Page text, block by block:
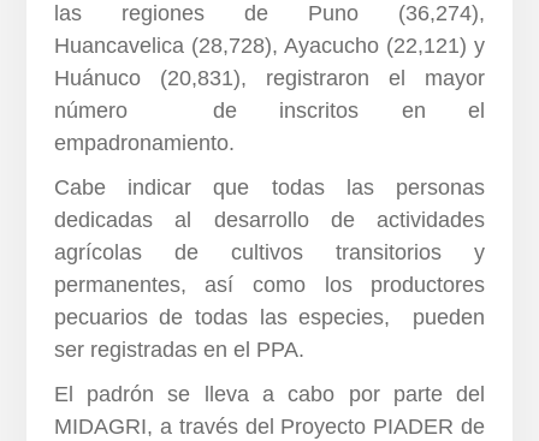
las regiones de Puno (36,274),
Huancavelica (28,728), Ayacucho (22,121) y
Huánuco (20,831), registraron el mayor
número de inscritos en el
empadronamiento.
Cabe indicar que todas las personas
dedicadas al desarrollo de actividades
agrícolas de cultivos transitorios y
permanentes, así como los productores
pecuarios de todas las especies, pueden
ser registradas en el PPA.
El padrón se lleva a cabo por parte del
MIDAGRI, a través del Proyecto PIADER de